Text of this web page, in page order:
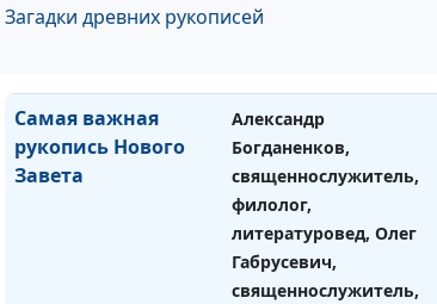
Загадки древних рукописейГабрусевич,
Самая важная
рукопись Нового
Завета
Александр
Богданенков,
священнослужитель,
филолог,
литературовед, Олег
Габрусевич,
священнослужитель,